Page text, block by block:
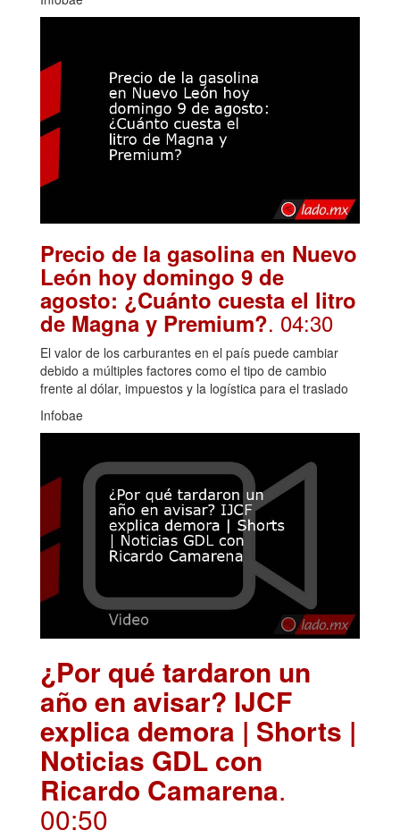
Precio de la gasolina en Nuevo
León hoy domingo 9 de
agosto: ¿Cuánto cuesta el litro
de Magna y Premium?. 04:30
El valor de los carburantes en el país puede cambiar
debido a múltiples factores como el tipo de cambio
frente al dólar, impuestos y la logística para el traslado
Infobae
¿Por qué tardaron un
año en avisar? IJCF
explica demora | Shorts |
Noticias GDL con
Ricardo Camarena.
00:50